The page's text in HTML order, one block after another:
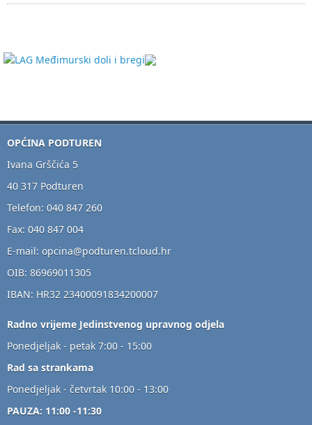
OPĆINA PODTUREN
Ivana Grščića 5
40 317 Podturen
Telefon: 040 847 260
Fax: 040 847 004
E-mail: opcina@podturen.tcloud.hr
OIB: 86969011305
IBAN: HR32 23400091834200007
Radno vrijeme Jedinstvenog upravnog odjela
Ponedjeljak - petak 7:00 - 15:00
Rad sa strankama
Ponedjeljak - četvrtak 10:00 - 13:00
PAUZA: 11:00 -11:30